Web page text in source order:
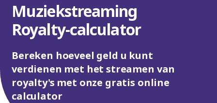
Muziekstreaming
Royalty-calculator
Bereken hoeveel geld u kunt
verdienen met het streamen van
royalty's met onze gratis online
calculator